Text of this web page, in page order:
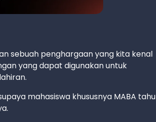
sebuah penghargaan yang kita kenal
yang dapat digunakan untuk
mahasiswa khususnya MABA tahu